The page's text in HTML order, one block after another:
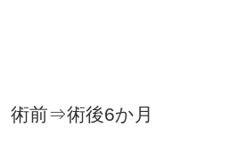
術前⇒術後6か月